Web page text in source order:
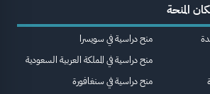
المنحة
منح دراسية في سويسرا
منح دراسية في المملكة العربية السعودية
منح دراسية في سنغافورة